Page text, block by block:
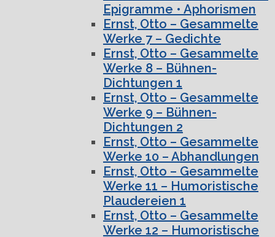
Epigramme • Aphorismen
Ernst, Otto – Gesammelte
Werke 7 – Gedichte
Ernst, Otto – Gesammelte
Werke 8 – Bühnen-
Dichtungen 1
Ernst, Otto – Gesammelte
Werke 9 – Bühnen-
Dichtungen 2
Ernst, Otto – Gesammelte
Werke 10 – Abhandlungen
Ernst, Otto – Gesammelte
Werke 11 – Humoristische
Plaudereien 1
Ernst, Otto – Gesammelte
Werke 12 – Humoristische